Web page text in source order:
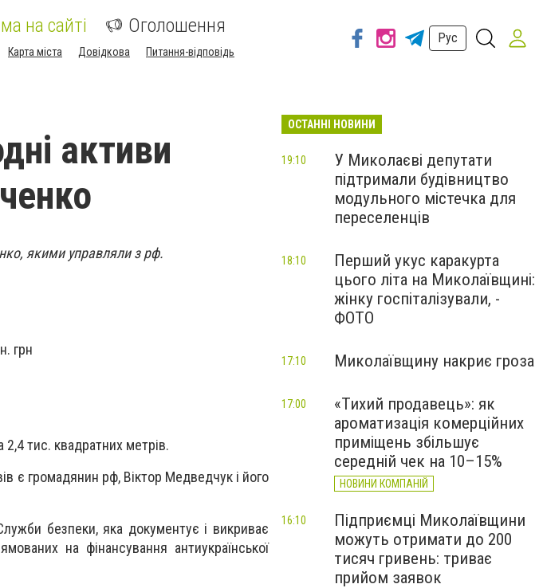
на сайті Оголошення
Карта міста Довідкова Питання-відповідь
Рус
активи
якими управляли з рф.
грн
тис. квадратних метрів.
є громадянин рф, Віктор Медведчук і його
безпеки, яка документує і викриває
на фінансування антиукраїнської
ОСТАННІ НОВИНИ
У Миколаєві депутати
підтримали будівництво
модульного містечка для
переселенців
19:10
Перший укус каракурта
цього літа на Миколаївщині:
жінку госпіталізували, -
ФОТО
18:10
Миколаївщину накриє гроза
17:10
«Тихий продавець»: як
ароматизація комерційних
приміщень збільшує
середній чек на 10–15%
НОВИНИ КОМПАНІЙ
17:00
Підприємці Миколаївщини
можуть отримати до 200
тисяч гривень: триває
прийом заявок
16:10